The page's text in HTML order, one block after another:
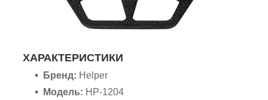
ХАРАКТЕРИСТИКИ
Бренд: Helper
Модель: HP-1204